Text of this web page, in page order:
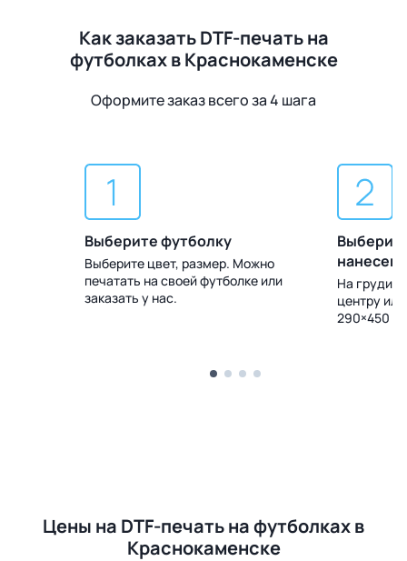
Как заказать DTF-печать на
футболках в Краснокаменске
Оформите заказ всего за 4 шага
Выберите футболку
Выберите цвет, размер. Можно
печатать на своей футболке или
заказать у нас.
На груди,
центру
290×450
Цены на DTF-печать на футболках в
Краснокаменске